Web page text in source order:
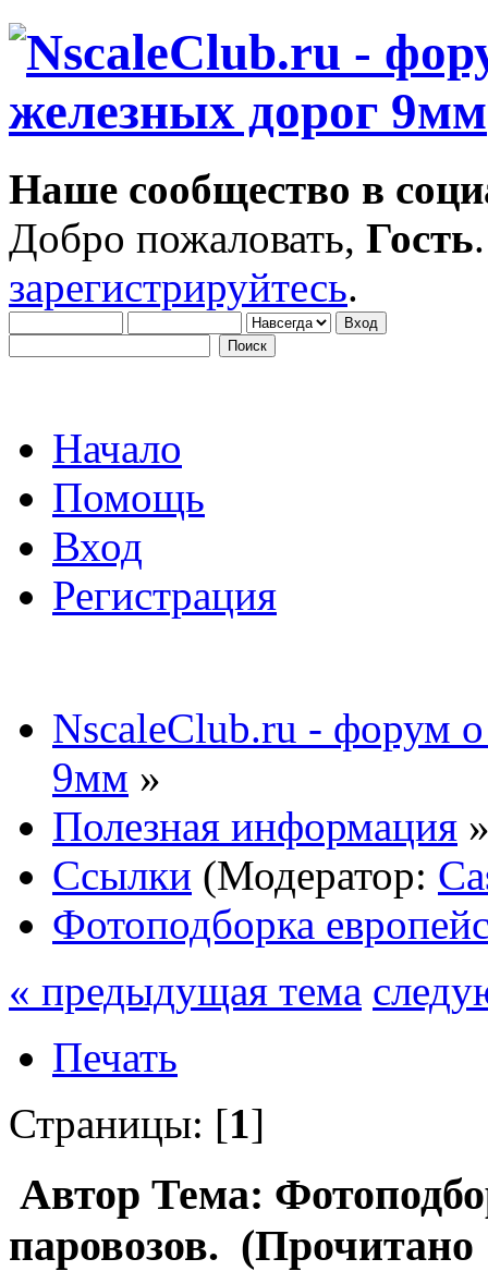
Наше сообщество в
Добро пожаловать, Гость
зарегистрируйтесь.
Начало
Помощь
Вход
Регистрация
NscaleClub.ru - форум
9мм »
Полезная информация
Ссылки (Модератор:
Фотоподборка
« предыдущая тема
Печать
Страницы: [1]
Автор Тема:
паровозов. (Прочитано